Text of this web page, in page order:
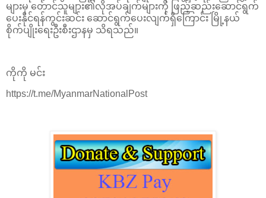
များမှ တောင်သူများ၏လိုအပ်ချက်များကို ဖြည့်ဆည်းဆောင်ရွက်
ပေးနိုင်ရန်ကွင်းဆင်း ဆောင်ရွက်ပေးလျက်ရှိကြောင်း မြို့နယ်
စိုက်ပျိုးရေးဦးစီးဌာနမှ သိရသည်။
ကိုကို မင်း
https://t.me/MyanmarNationalPost